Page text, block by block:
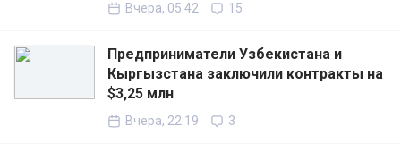
Вчера, 05:42 15
Предприниматели Узбекистана и
Кыргызстана заключили контракты на
$3,25 млн
Вчера, 22:19 3